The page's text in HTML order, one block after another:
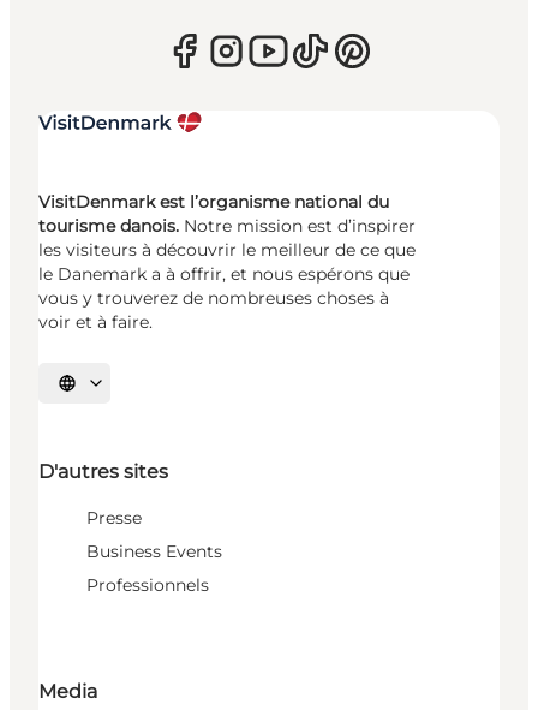
VisitDenmark est l’organisme national du
tourisme danois. Notre mission est d’inspirer
les visiteurs à découvrir le meilleur de ce que
le Danemark a à offrir, et nous espérons que
vous y trouverez de nombreuses choses à
voir et à faire.
Choisissez la langue
D'autres sites
Presse
Business Events
Professionnels
Media